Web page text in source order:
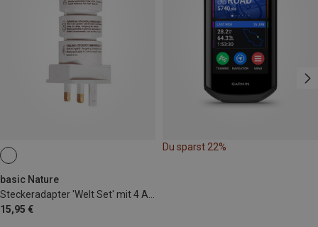
basic Nature
15,95 €
Du sparst 22%